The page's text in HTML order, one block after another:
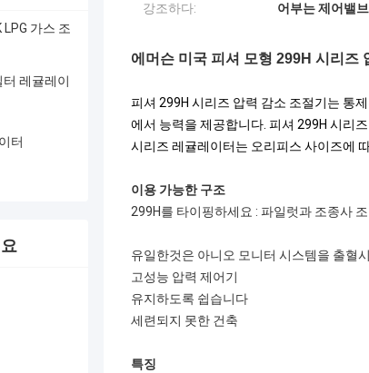
가스 조
레귤레이
터
강조하다: 어부는 제어밸
에머슨 미국 피셔 모형 299H 시리즈
피셔 299H 시리즈 압력 감소 조절기는 통
에서 능력을 제공합니다. 피셔 299H 시리
시리즈 레귤레이터는 오리피스 사이즈에
이용 가능한 구조
299H를 타이핑하세요 : 파일럿과 조종사
유일한것은 아니오 모니터 시스템을 출혈
고성능 압력 제어기
유지하도록 쉽습니다
세련되지 못한 건축
특징